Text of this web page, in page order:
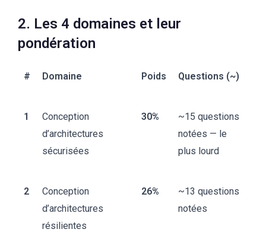
2. Les 4 domaines et leur
pondération
# Domaine Poids Questions (~)
1
Conception
d’architectures
sécurisées
30%
~15 questions
notées — le
plus lourd
2
Conception
d’architectures
résilientes
26%
~13 questions
notées